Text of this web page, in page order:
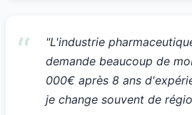
"L'industrie
demande beaucoup de
000€ après 8 ans
je change souvent de